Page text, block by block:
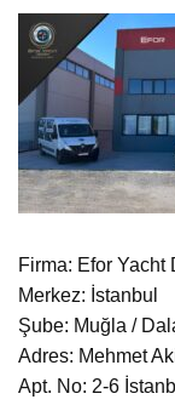
Firma: Efor Yacht
Merkez: İstanbul
Şube: Muğla /
Adres: Mehmet
Apt. No: 2-6